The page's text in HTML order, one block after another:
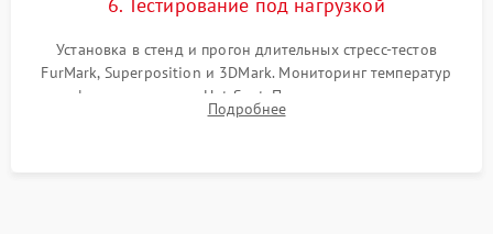
Установка в стенд и прогон длительных стресс-тестов
FurMark, Superposition и 3DMark. Мониторинг температур
графического чипа и Hot Spot. Проверка на отсутствие
артефактов изображения, вылетов драйвера и зависаний.
Подробнее